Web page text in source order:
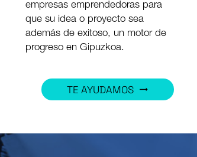
empresas emprendedoras para
que su idea o proyecto sea
además de exitoso, un motor de
progreso en Gipuzkoa.
TE AYUDAMOS trending_flat